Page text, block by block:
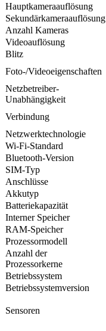
Hauptkameraauflösung
Sekundärkameraauflösung
Anzahl Kameras
Videoauflösung
Blitz
Foto-/Videoeigenschaften
Netzbetreiber-
Unabhängigkeit
Verbindung
Netzwerktechnologie
Wi-Fi-Standard
Bluetooth-Version
SIM-Typ
Anschlüsse
Akkutyp
Batteriekapazität
Interner Speicher
RAM-Speicher
Prozessormodell
Anzahl der
Prozessorkerne
Betriebssystem
Betriebssystemversion
Sensoren